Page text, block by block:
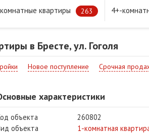
квартиры 263 4+-
ул. Гоголя
в Бресте, ул. Гоголя
Новое поступление Срочная
характеристики
объекта
260802
объекта
1-комнатная